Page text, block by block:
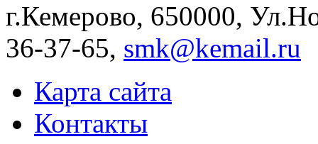
г.Кемерово, 650000,
36-37-65, smk@kemail.ru
Карта сайта
Контакты